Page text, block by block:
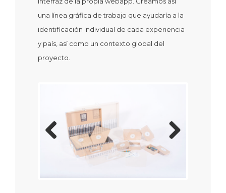
una línea gráfica de trabajo que ayudaría a la
identificación individual de cada experiencia
y país, así como un contexto global del
proyecto.